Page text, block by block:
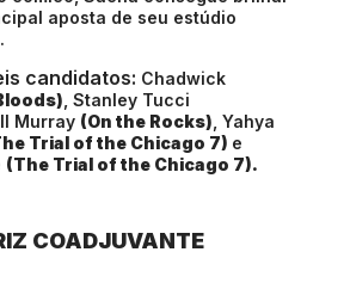
aposta de seu estúdio
candidatos: Chadwick
, Stanley Tucci
Murray (On the Rocks) , Yahya
Trial of the Chicago 7) e
(The Trial of the Chicago 7).
COADJUVANTE